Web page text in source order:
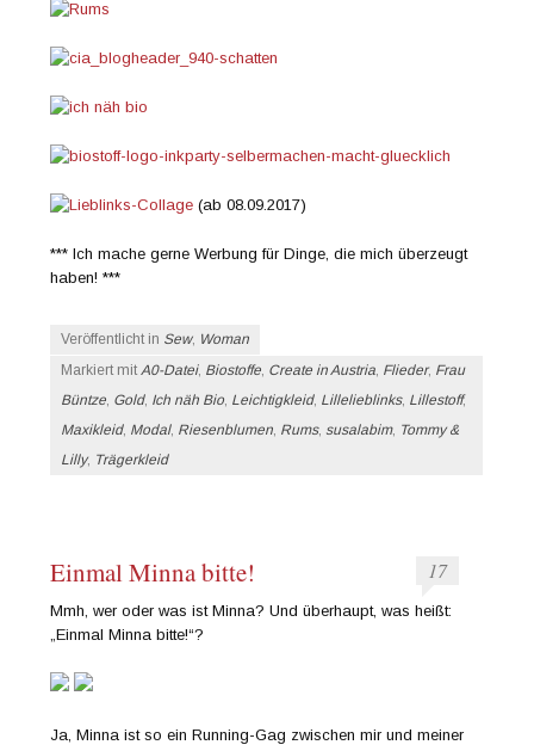
(ab 08.09.2017)
*** Ich mache gerne Werbung für Dinge, die mich überzeugt
haben! ***
Veröffentlicht in Sew, Woman
Markiert mit A0-Datei, Biostoffe Create in Austria Flieder, Frau
Büntze Gold, Ich näh Bio Leichtigkleid, Lillelieblinks, Lillestoff,
Maxikleid, Modal, Riesenblumen Rums, susalabim, Tommy &
Lilly, Trägerkleid
Einmal Minna bitte! 17
Mmh, wer oder was ist Minna? Und überhaupt, was heißt:
„Einmal Minna bitte!“?
Ja, Minna ist so ein Running-Gag zwischen mir und meiner